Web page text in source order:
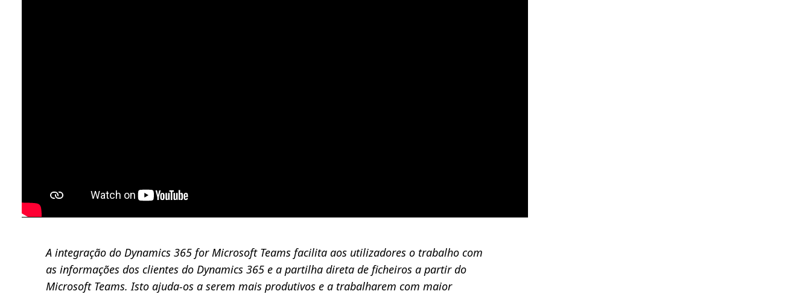
A integração do Dynamics 365 for Microsoft Teams facilita aos utilizadores o trabalho com
as informações dos clientes do Dynamics 365 e a partilha direta de ficheiros a partir do
Microsoft Teams. Isto ajuda-os a serem mais produtivos e a trabalharem com maior